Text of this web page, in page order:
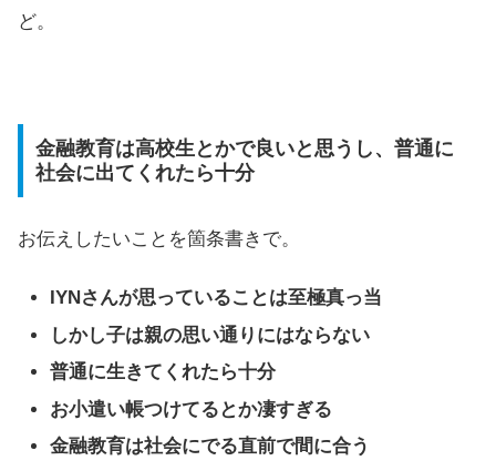
ど。
金融教育は高校生とかで良いと思うし、普通に
社会に出てくれたら十分
お伝えしたいことを箇条書きで。
IYNさんが思っていることは至極真っ当
しかし子は親の思い通りにはならない
普通に生きてくれたら十分
お小遣い帳つけてるとか凄すぎる
金融教育は社会にでる直前で間に合う